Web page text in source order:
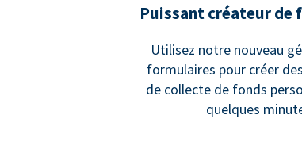
Puissant créateur de
Utilisez notre nouveau
formulaires pour créer
de collecte de fonds
quelques